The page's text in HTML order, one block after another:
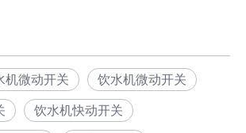
机微动开关 饮水机微动开关
饮水机快动开关